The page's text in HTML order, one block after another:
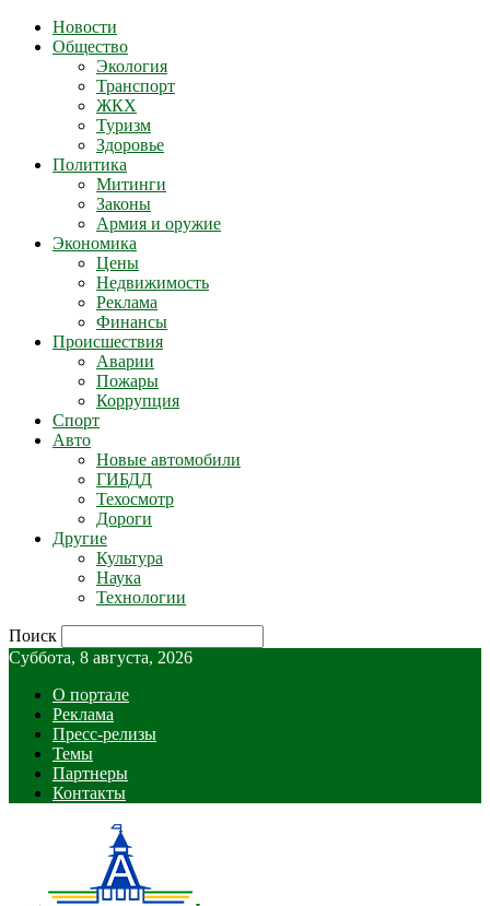
Новости
Общество
Экология
Транспорт
ЖКХ
Туризм
Здоровье
Политика
Митинги
Законы
Армия и оружие
Экономика
Цены
Недвижимость
Реклама
Финансы
Происшествия
Аварии
Пожары
Коррупция
Спорт
Авто
Новые автомобили
ГИБДД
Техосмотр
Дороги
Другие
Культура
Наука
Технологии
Поиск
Суббота, 8 августа, 2026
О портале
Реклама
Пресс-релизы
Темы
Партнеры
Контакты